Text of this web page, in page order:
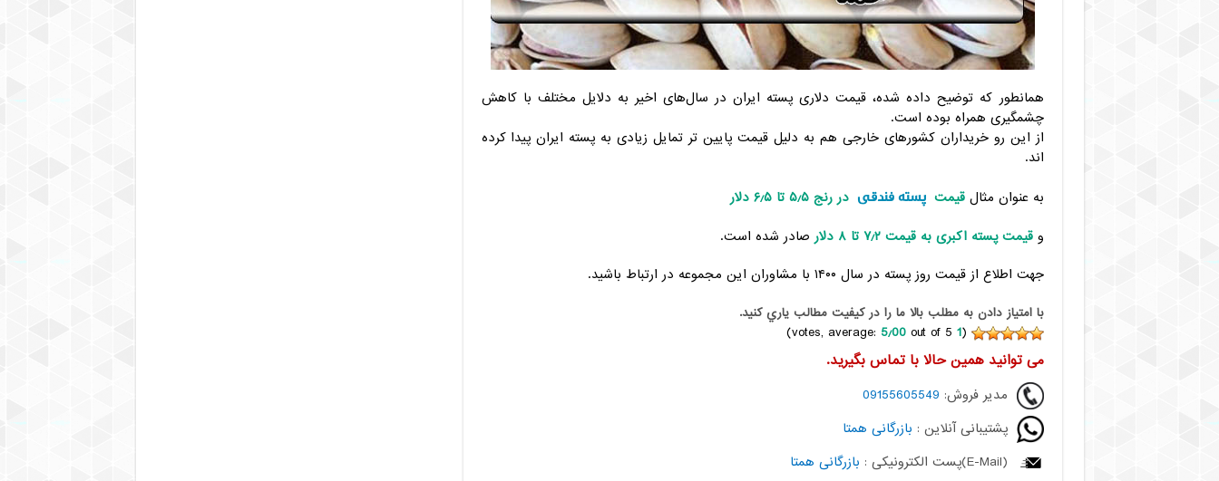
همانطور که توضیح داده شده، قیمت دلاری پسته ایران در سال‌های اخیر به دلایل مختلف با کاهش
چشمگیری همراه بوده است.
از این رو خریداران کشورهای خارجی هم به دلیل قیمت پایین تر تمایل زیادی به پسته ایران پیدا کرده
اند.
به عنوان مثالقیمت پسته فندقی در رنج ۵٫۵ تا ۶٫۵ دلار
و قیمت پسته اکبری به قیمت ۷٫۲ تا ۸ دلار
صادر شده است.
جهت اطلاع از قیمت روز پسته در سال ۱۴۰۰ با مشاوران این مجموعه در ارتباط باشید.
با امتياز دادن به مطلب بالا ما را در کيفيت مطالب ياري کنيد.
(
1 5٫00out of 5)
می توانید همین حالا با تماس بگیرید.
مدیر فروش: 09155605549
پشتیبانی آنلاین : بازرگانی همتا
(E-Mail)پست الکترونیکی :
بازرگانی همتا